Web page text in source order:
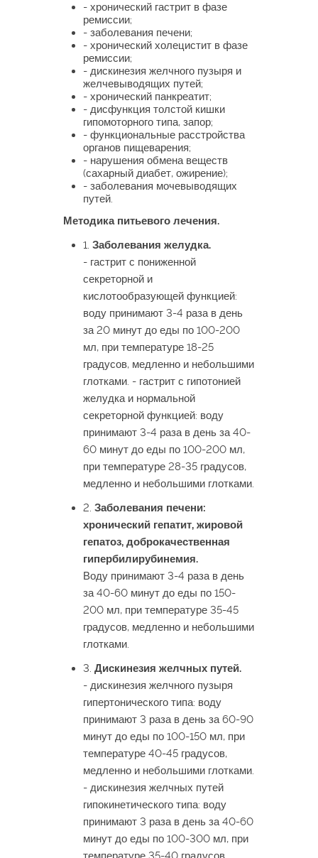
- хронический гастрит в фазе
ремиссии;
- заболевания печени;
- хронический холецистит в фазе
ремиссии;
- дискинезия желчного пузыря и
желчевыводящих путей;
- хронический панкреатит;
- дисфункция толстой кишки
гипомоторного типа, запор;
- функциональные расстройства
органов пищеварения;
- нарушения обмена веществ
(сахарный диабет, ожирение);
- заболевания мочевыводящих
путей.
Методика питьевого лечения.
1. Заболевания желудка.
- гастрит с пониженной
секреторной и
кислотообразующей функцией:
воду принимают 3-4 раза в день
за 20 минут до еды по 100-200
мл, при температуре 18-25
градусов, медленно и небольшими
глотками. - гастрит с гипотонией
желудка и нормальной
секреторной функцией: воду
принимают 3-4 раза в день за 40-
60 минут до еды по 100-200 мл,
при температуре 28-35 градусов,
медленно и небольшими глотками.
2. Заболевания печени:
хронический гепатит, жировой
гепатоз, доброкачественная
гипербилирубинемия.
Воду принимают 3-4 раза в день
за 40-60 минут до еды по 150-
200 мл, при температуре 35-45
градусов, медленно и небольшими
глотками.
3. Дискинезия желчных путей.
- дискинезия желчного пузыря
гипертонического типа: воду
принимают 3 раза в день за 60-90
минут до еды по 100-150 мл, при
температуре 40-45 градусов,
медленно и небольшими глотками.
- дискинезия желчных путей
гипокинетического типа: воду
принимают 3 раза в день за 40-60
минут до еды по 100-300 мл, при